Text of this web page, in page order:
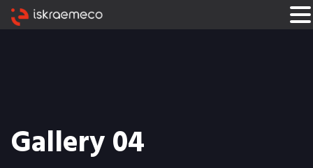
Gallery 04